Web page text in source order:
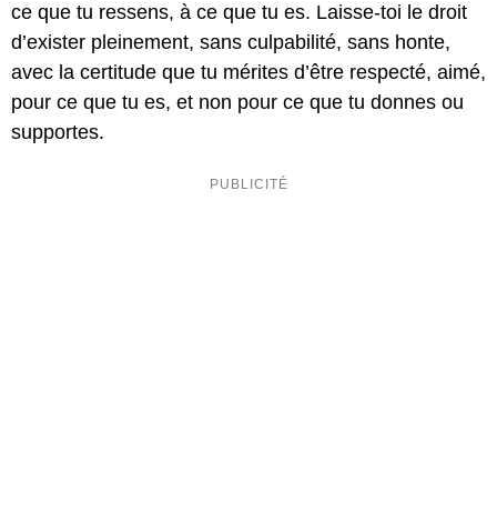
ce que tu ressens, à ce que tu es. Laisse-toi le droit
d’exister pleinement, sans culpabilité, sans honte,
avec la certitude que tu mérites d’être respecté, aimé,
pour ce que tu es, et non pour ce que tu donnes ou
supportes.